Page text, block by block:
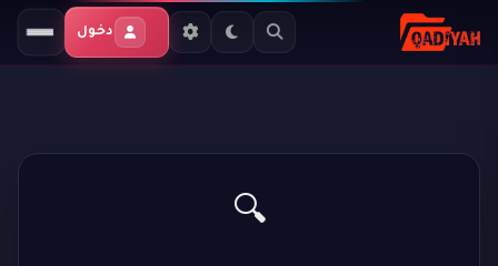
دخول
🔍